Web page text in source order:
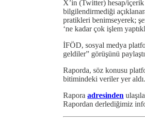
X’in (Twitter) hesap/içerik
bilgilendirmediği
pratikleri benimseyerek;
‘ne kadar çok işlem
İFÖD, sosyal medya
geldiler” görüşünü
Raporda, söz konusu
bitimindeki veriler yer aldı.
Rapora adresinden
Rapordan derlediğimiz